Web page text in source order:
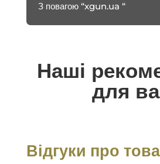
З повагою “xgun.ua “
Наші
для
Відгуки про